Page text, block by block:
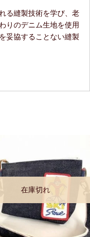
る縫製技術を学び、老
りのデニム生地を使用
妥協することない縫製
在庫切れ